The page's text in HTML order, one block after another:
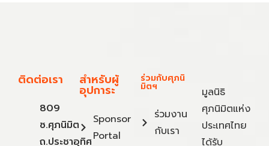
ติดต่อเรา
809
ซ.ศุภนิมิต
ถ.ประชาอุทิศ
สำหรับผู้
อุปการะ
Sponsor
Portal
ร่วมกับศุภนิ
มิตฯ
ร่วมงาน
กับเรา
มูลนิธิ
ศุภนิมิตแห่ง
ประเทศไทย
ได้รับ